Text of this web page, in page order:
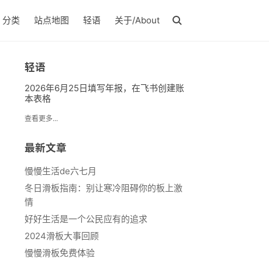
分类 站点地图 轻语 关于/About
轻语
2026年6月25日填写年报，在飞书创建账
本表格
查看更多...
最新文章
慢慢生活de六七月
冬日滑板指南：别让寒冷阻碍你的板上激
情
好好生活是一个公民应有的追求
2024滑板大事回顾
慢慢滑板免费体验